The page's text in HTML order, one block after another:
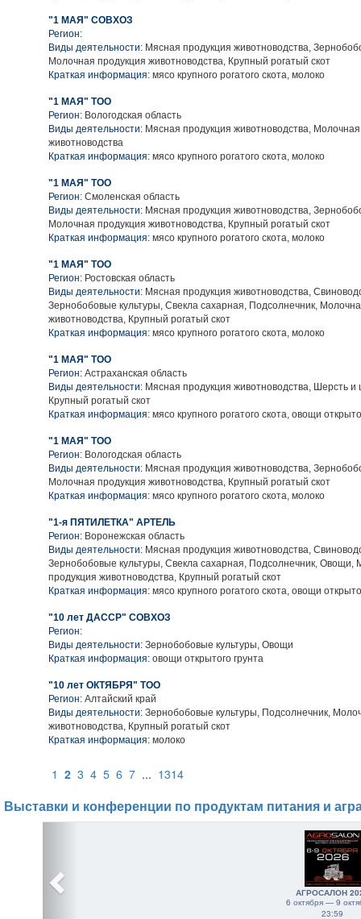
"1 МАЯ" СОВХОЗ
Регион:
Виды деятельности: Мясная продукция животноводства,
Молочная продукция животноводства, Крупный рогатый скот
Краткая информация: мясо крупного рогатого скота, молоко
"1 МАЯ" ТОО
Регион: Вологодская область
Виды деятельности: Мясная продукция животноводства,
животноводства
Краткая информация: мясо крупного рогатого скота, молоко
"1 МАЯ" ТОО
Регион: Смоленская область
Виды деятельности: Мясная продукция животноводства,
Молочная продукция животноводства, Крупный рогатый скот
Краткая информация: мясо крупного рогатого скота, молоко
"1 МАЯ" ТОО
Регион: Ростовская область
Виды деятельности: Мясная продукция животноводства,
Зернобобовые культуры, Свекла сахарная, Подсолнечник,
животноводства, Крупный рогатый скот
Краткая информация: мясо крупного рогатого скота, молоко
"1 МАЯ" ТОО
Регион: Астраханская область
Виды деятельности: Мясная продукция животноводства, Шерсть
Крупный рогатый скот
Краткая информация: мясо крупного рогатого скота, овощи
"1 МАЯ" ТОО
Регион: Вологодская область
Виды деятельности: Мясная продукция животноводства,
Молочная продукция животноводства, Крупный рогатый скот
Краткая информация: мясо крупного рогатого скота, молоко
"1-я ПЯТИЛЕТКА" АРТЕЛЬ
Регион: Воронежская область
Виды деятельности: Мясная продукция животноводства,
Зернобобовые культуры, Свекла сахарная, Подсолнечник, Овощи,
продукция животноводства, Крупный рогатый скот
Краткая информация: мясо крупного рогатого скота, овощи
"10 лет ДАССР" СОВХОЗ
Регион:
Виды деятельности: Зернобобовые культуры, Овощи
Краткая информация: овощи открытого грунта
"10 лет ОКТЯБРЯ" ТОО
Регион: Алтайский край
Виды деятельности: Зернобобовые культуры, Подсолнечник,
животноводства, Крупный рогатый скот
Краткая информация: молоко
1 2 3 4 5 6 7 ... 1314
Выставки и конференции по продуктам питания и
АГРОСАЛОН
6 октября — 9
23:59